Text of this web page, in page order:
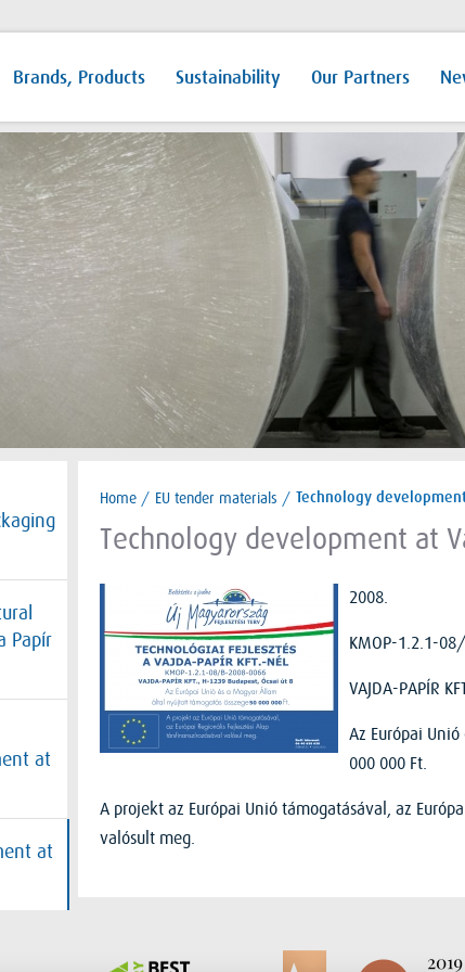
Brands, Products Sustainability Our Partners
Papír
at
at
Home / EU tender materials / Technology
Technology development at
2008.
KMOP-1.2.1-
VAJDA-PAPÍR
Az Európai
000 000 Ft.
A projekt az Európai Unió támogatásával, az
valósult meg.